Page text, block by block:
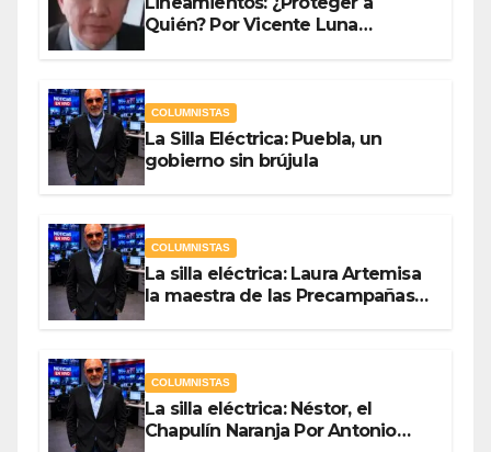
Quién? Por Vicente Luna
COLUMNISTAS
La Silla Eléctrica: Puebla, un
gobierno sin brújula
COLUMNISTAS
La silla eléctrica: Laura Artemisa
la maestra de las Precampañas
COLUMNISTAS
La silla eléctrica: Néstor, el
Chapulín Naranja Por Antonio